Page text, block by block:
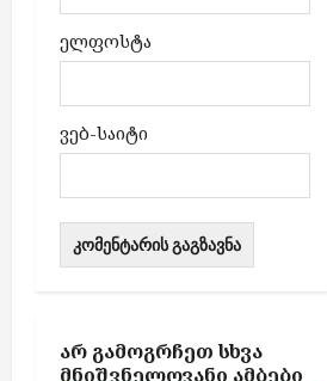
ელფოსტა
ვებ-საიტი
ᲐᲠ ᲒᲐᲛᲝᲒᲠᲩᲔᲗ ᲡᲮᲕᲐ
ᲛᲜᲘᲨᲕᲜᲔᲚᲝᲕᲐᲜᲘ ᲐᲛᲑᲔᲑᲘ